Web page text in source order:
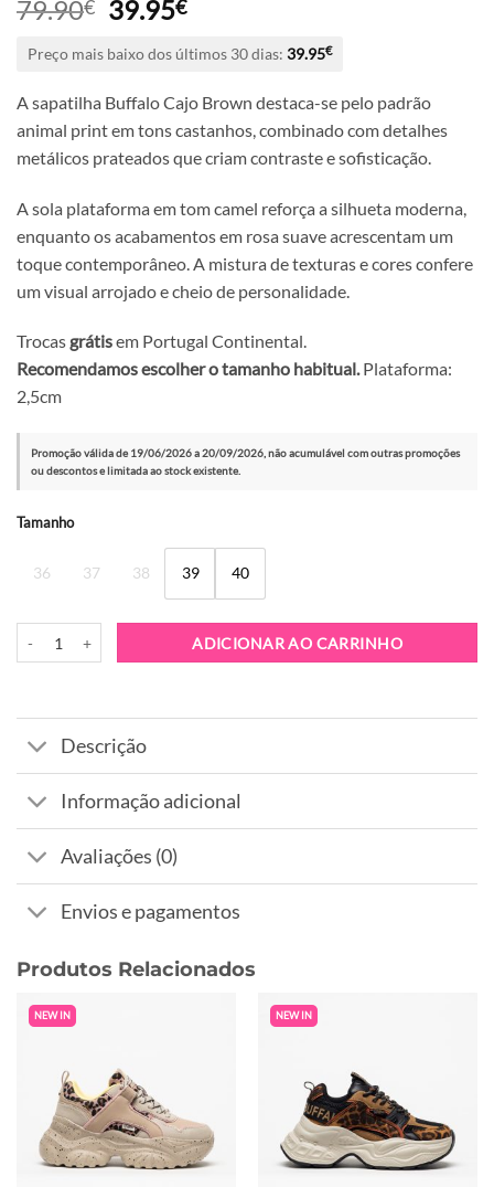
79.90€ O
original
79.90€.
39.95€O
atual
39.95€.
Preço mais baixo dos últimos 30 dias: 39.95€
A sapatilha Buffalo Cajo Brown destaca-se pelo padrão
animal print em tons castanhos, combinado com detalhes
metálicos prateados que criam contraste e sofisticação.
A sola plataforma em tom camel reforça a silhueta moderna,
enquanto os acabamentos em rosa suave acrescentam um
toque contemporâneo. A mistura de texturas e cores confere
um visual arrojado e cheio de personalidade.
Trocas grátisem Portugal Continental.
Recomendamos escolher o tamanho habitual.Plataforma:
2,5cm
Promoção válida de 19/06/2026 a 20/09/2026, não acumulável com outras promoções
ou descontos e limitada ao stock existente.
Tamanho
36 37 38 39 40
ADICIONAR AO CARRINHO
Alternative:
Descrição
Informação adicional
Avaliações (0)
Envios e pagamentos
Produtos Relacionados
NEW IN NEW IN